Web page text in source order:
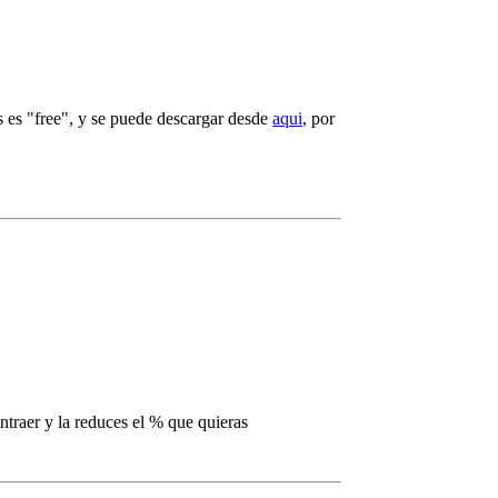
"free", y se puede descargar desde aqui, por
y la reduces el % que quieras